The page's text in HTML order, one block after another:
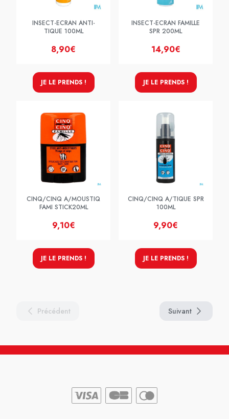
INSECT-ECRAN ANTI-
TIQUE 100ML
8,90€
JE LE PRENDS !
INSECT-ECRAN FAMILLE
SPR 200ML
14,90€
JE LE PRENDS !
CINQ/CINQ A/MOUSTIQ
FAMI STICK20ML
9,10€
JE LE PRENDS !
CINQ/CINQ A/TIQUE SPR
100ML
9,90€
JE LE PRENDS !
Précédent Suivant